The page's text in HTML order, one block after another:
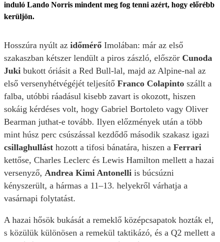
induló Lando Norris mindent meg fog tenni azért, hogy előrébb
kerüljön.
Hosszúra nyúlt az időmérő Imolában: már az első
szakaszban kétszer lendült a piros zászló, először Cunoda
Juki bukott óriásit a Red Bull-lal, majd az Alpine-nal az
első versenyhétvégéjét teljesítő Franco Colapinto szállt a
falba, utóbbi ráadásul kisebb zavart is okozott, hiszen
sokáig kérdéses volt, hogy Gabriel Bortoleto vagy Oliver
Bearman juthat-e tovább. Ilyen előzmények után a több
mint húsz perc csúszással kezdődő második szakasz igazi
csillaghullást hozott a tifosi bánatára, hiszen a Ferrari
kettőse, Charles Leclerc és Lewis Hamilton mellett a hazai
versenyző, Andrea Kimi Antonelli is búcsúzni
kényszerült, a hármas a 11–13. helyekről várhatja a
vasárnapi folytatást.
A hazai hősök bukását a remeklő középcsapatok hozták el,
s közülük különösen a remekül taktikázó, és a Q2 mellett a